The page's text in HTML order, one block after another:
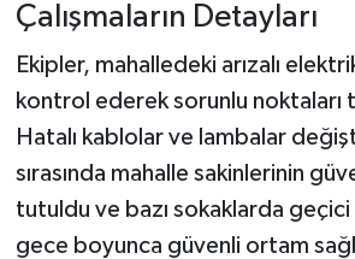
Çalışmaların Detayları
Ekipler, mahalledeki arızalı
kontrol ederek sorunlu
Hatalı kablolar ve lambalar
sırasında mahalle sakinlerinin
tutuldu ve bazı sokaklarda
gece boyunca güvenli ortam
Yerel Haberler
Haber Arşivi